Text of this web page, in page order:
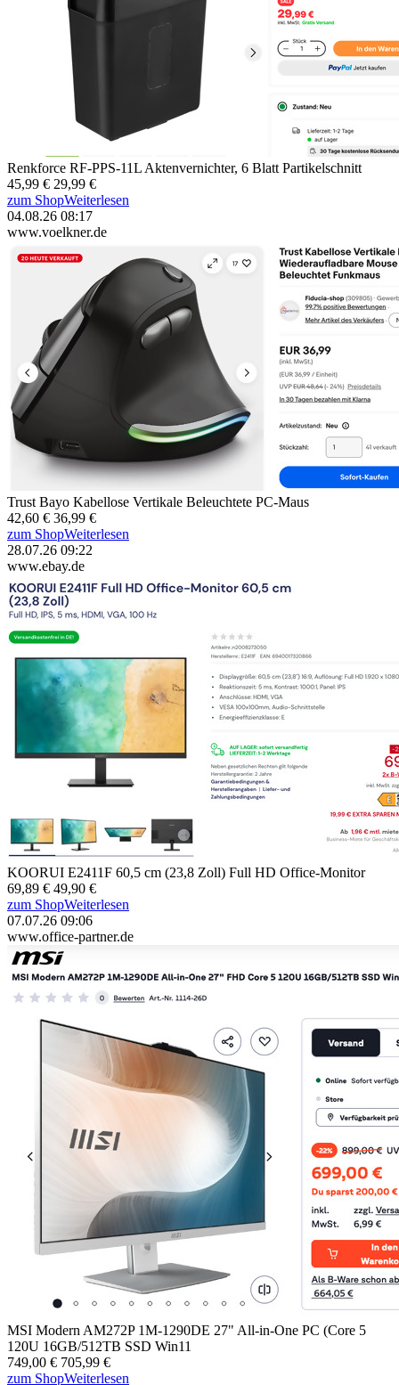
Renkforce RF-PPS-11L Aktenvernichter, 6 Blatt Partikelschnitt
45,99 € 29,99 €
zum ShopWeiterlesen
04.08.26 08:17
www.voelkner.de
Trust Bayo Kabellose Vertikale Beleuchtete PC-Maus
42,60 € 36,99 €
zum ShopWeiterlesen
28.07.26 09:22
www.ebay.de
KOORUI E2411F 60,5 cm (23,8 Zoll) Full HD Office-Monitor
69,89 € 49,90 €
zum ShopWeiterlesen
07.07.26 09:06
www.office-partner.de
MSI Modern AM272P 1M-1290DE 27" All-in-One PC (Core 5
120U 16GB/512TB SSD Win11
749,00 € 705,99 €
zum ShopWeiterlesen